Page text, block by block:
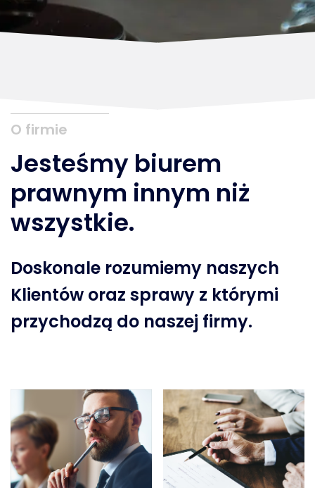
O firmie
Jesteśmy biurem
prawnym innym niż
wszystkie.
Doskonale rozumiemy naszych
Klientów oraz sprawy z którymi
przychodzą do naszej firmy.